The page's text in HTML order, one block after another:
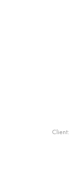
Client: